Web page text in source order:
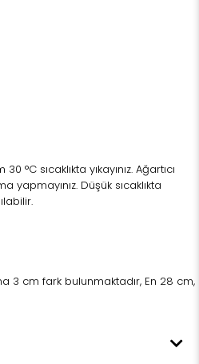
°C sıcaklıkta yıkayınız. Ağartıcı
yapmayınız. Düşük sıcaklıkta
3 cm fark bulunmaktadır, En 28 cm,